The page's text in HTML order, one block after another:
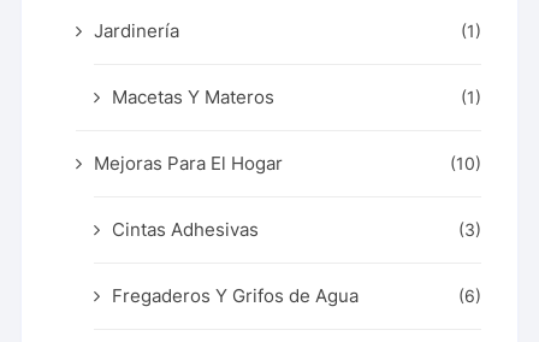
Jardinería (1)
Macetas Y Materos (1)
Mejoras Para El Hogar (10)
Cintas Adhesivas (3)
Fregaderos Y Grifos de Agua (6)